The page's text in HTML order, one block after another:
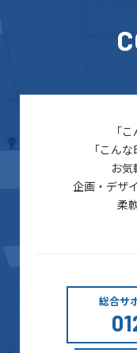
「
「こん
お気
企画・デザ
柔
総合サ